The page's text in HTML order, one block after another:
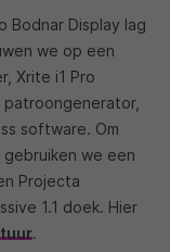
Bodnar Display lag
we op een
Xrite i1 Pro
software. Om
we een
Projecta
1.1 doek. Hier
.